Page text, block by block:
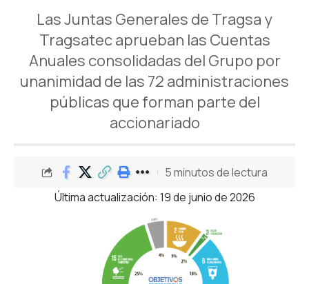
Las Juntas Generales de Tragsa y
Tragsatec aprueban las Cuentas
Anuales consolidadas del Grupo por
unanimidad de las 72 administraciones
públicas que forman parte del
accionariado
Última actualización: 19 de junio de 2026
5 minutos de lectura